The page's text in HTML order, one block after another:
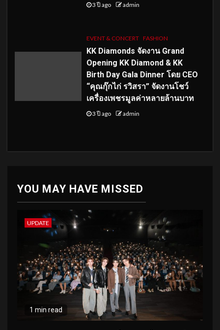
3 ปี ago admin
EVENT & CONCERT FASHION
KK Diamonds จัดงาน Grand
Opening KK Diamond & KK
Birth Day Gala Dinner โดย CEO
“คุณกุ๊กไก่ รวิสรา” จัดงานโชว์
เครื่องเพชรมูลค่าหลายล้านบาท
3 ปี ago admin
YOU MAY HAVE MISSED
UPDATE
1 min read